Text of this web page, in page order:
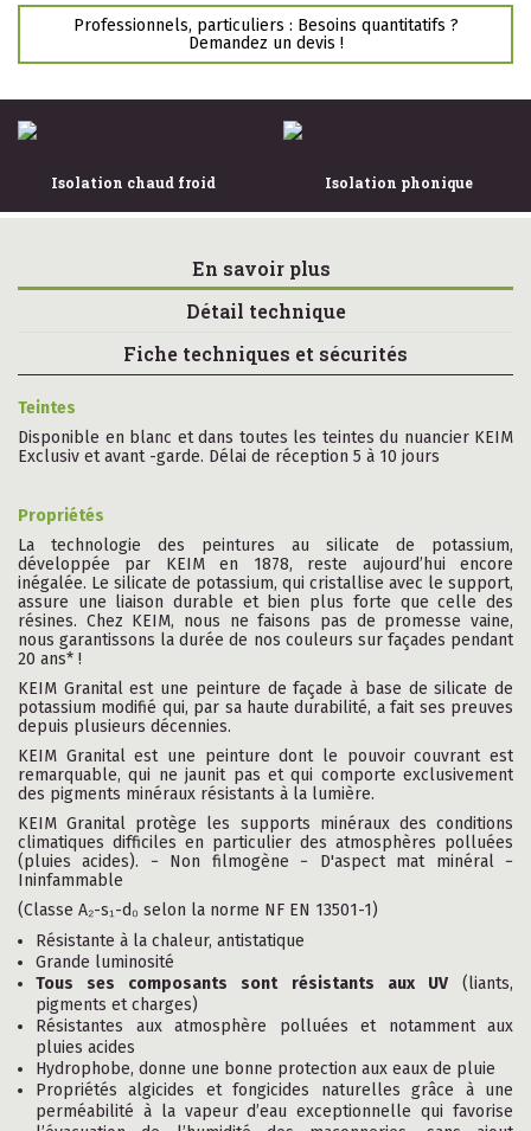
Professionnels, particuliers : Besoins quantitatifs ?
Demandez un devis !
Isolation chaud froid Isolation phonique
En savoir plus
Détail technique
Fiche techniques et sécurités
Teintes
Disponible en blanc et dans toutes les teintes du nuancier KEIM
Exclusiv et avant -garde. Délai de réception 5 à 10 jours
Propriétés
La technologie des peintures au silicate de potassium,
développée par KEIM en 1878, reste aujourd’hui encore
inégalée. Le silicate de potassium, qui cristallise avec le support,
assure une liaison durable et bien plus forte que celle des
résines. Chez KEIM, nous ne faisons pas de promesse vaine,
nous garantissons la durée de nos couleurs sur façades pendant
20 ans* !
KEIM Granital est une peinture de façade à base de silicate de
potassium modifié qui, par sa haute durabilité, a fait ses preuves
depuis plusieurs décennies.
KEIM Granital est une peinture dont le pouvoir couvrant est
remarquable, qui ne jaunit pas et qui comporte exclusivement
des pigments minéraux résistants à la lumière.
KEIM Granital protège les supports minéraux des conditions
climatiques difficiles en particulier des atmosphères polluées
(pluies acides). − Non filmogène − D'aspect mat minéral −
Ininfammable
(Classe A₂-s₁-d₀ selon la norme NF EN 13501-1)
Résistante à la chaleur, antistatique
Grande luminosité
Tous ses composants sont résistants aux UV(liants,
pigments et charges)
Résistantes aux atmosphère polluées et notamment aux
pluies acides
Hydrophobe, donne une bonne protection aux eaux de pluie
Propriétés algicides et fongicides naturelles grâce à une
perméabilité à la vapeur d’eau exceptionnelle qui favorise